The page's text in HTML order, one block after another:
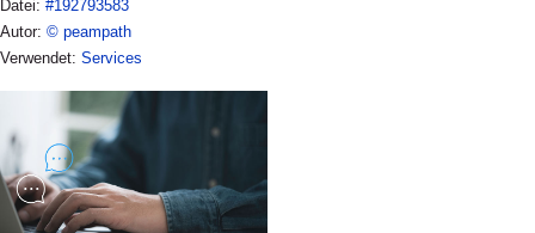
Datei: #192793583
Autor: © peampath
Verwendet: Services